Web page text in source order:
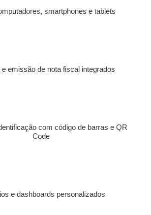
smartphones e tablets
e emissão de nota fiscal integrados
com código de barras e QR
Code
e dashboards personalizados